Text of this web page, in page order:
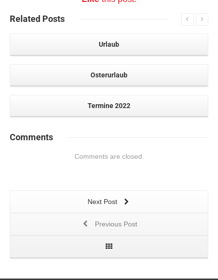
Related Posts
Urlaub
Osterurlaub
Termine 2022
Comments
Comments are closed.
Next Post
Previous Post